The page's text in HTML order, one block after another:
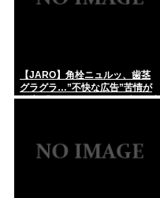
【JARO】角栓ニュルッ、歯茎
グラグラ…”不快な広告”苦情が
急増 「マジでやめて」の声も”法